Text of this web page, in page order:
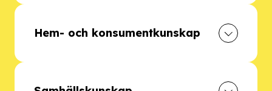
Hem- och konsumentkunskap